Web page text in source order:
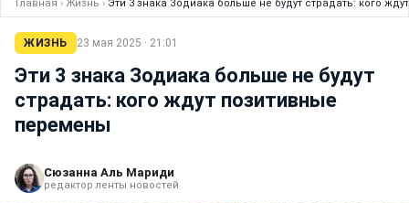
Главная › Жизнь › Эти 3 знака Зодиака больше не будут страдать: кого
ЖИЗНЬ 23 мая 2025 · 21:01
Эти 3 знака Зодиака больше не будут
страдать: кого ждут позитивные
перемены
Сюзанна Аль Мариди
редактор ленты новостей